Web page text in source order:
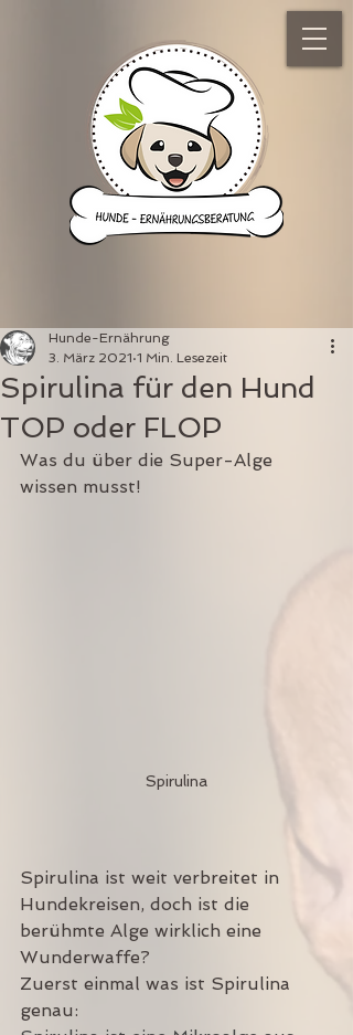
Spirulina für den Hund
TOP oder FLOP
Hunde-Ernährung
3. März 2021 1 Min. Lesezeit
Was du über die Super-Alge
wissen musst!
Spirulina
Spirulina ist weit verbreitet in
Hundekreisen, doch ist die
berühmte Alge wirklich eine
Wunderwaffe?
Zuerst einmal was ist Spirulina
genau: